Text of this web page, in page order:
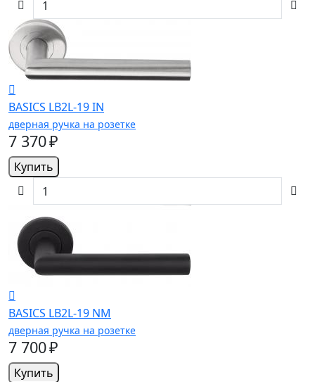
BASICS LB2L-19 IN
дверная ручка на розетке
7 370 ₽
Купить
BASICS LB2L-19 NM
дверная ручка на розетке
7 700 ₽
Купить